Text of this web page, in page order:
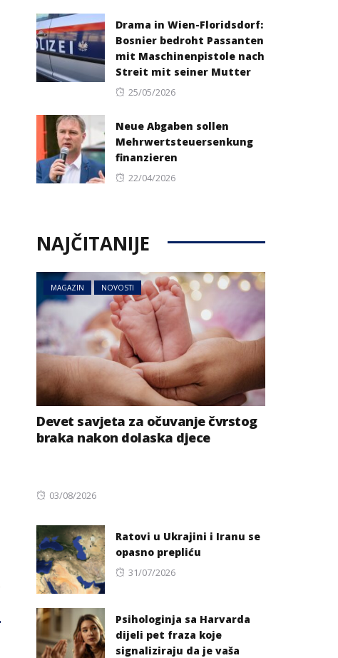
Drama in Wien-Floridsdorf:
Bosnier bedroht Passanten
mit Maschinenpistole nach
Streit mit seiner Mutter
Posted
25/05/2026
Neue Abgaben sollen
Mehrwertsteuersenkung
finanzieren
Posted
22/04/2026
NAJČITANIJE
MAGAZIN NOVOSTI
Devet savjeta za očuvanje čvrstog
braka nakon dolaska djece
Posted
03/08/2026
Ratovi u Ukrajini i Iranu se
opasno prepliću
Posted
31/07/2026
Psihologinja sa Harvarda
dijeli pet fraza koje
signaliziraju da je vaša